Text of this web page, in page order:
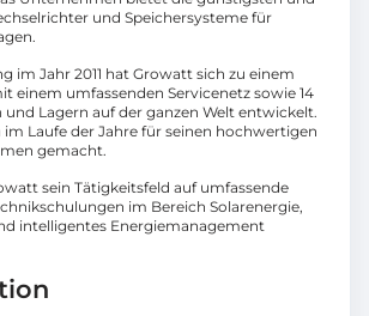
und Speichersysteme für
im Jahr 2011 hat Growatt sich zu einem
einem umfassenden Servicenetz sowie 14
und Lagern auf der ganzen Welt entwickelt.
Laufe der Jahre für seinen hochwertigen
gemacht.
sein Tätigkeitsfeld auf umfassende
im Bereich Solarenergie,
intelligentes Energiemanagement